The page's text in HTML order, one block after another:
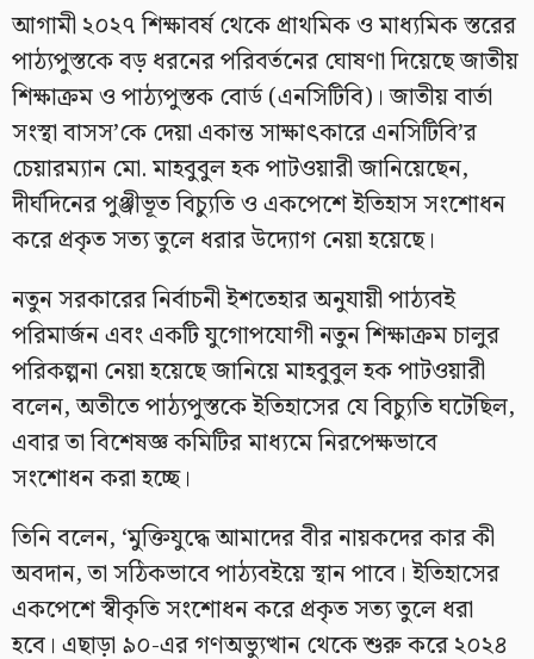
আগামী ২০২৭ শিক্ষাবর্ষ থেকে প্রাথমিক ও মাধ্যমিক স্তরের
পাঠ্যপুস্তকে বড় ধরনের পরিবর্তনের ঘোষণা দিয়েছে জাতীয়
শিক্ষাক্রম ও পাঠ্যপুস্তক বোর্ড (এনসিটিবি)। জাতীয় বার্তা
সংস্থা বাসস’কে দেয়া একান্ত সাক্ষাৎকারে এনসিটিবি’র
চেয়ারম্যান মো. মাহবুবুল হক পাটওয়ারী জানিয়েছেন,
দীর্ঘদিনের পুঞ্জীভূত বিচ্যুতি ও একপেশে ইতিহাস সংশোধন
করে প্রকৃত সত্য তুলে ধরার উদ্যোগ নেয়া হয়েছে।
নতুন সরকারের নির্বাচনী ইশতেহার অনুযায়ী পাঠ্যবই
পরিমার্জন এবং একটি যুগোপযোগী নতুন শিক্ষাক্রম চালুর
পরিকল্পনা নেয়া হয়েছে জানিয়ে মাহবুবুল হক পাটওয়ারী
বলেন, অতীতে পাঠ্যপুস্তকে ইতিহাসের যে বিচ্যুতি ঘটেছিল,
এবার তা বিশেষজ্ঞ কমিটির মাধ্যমে নিরপেক্ষভাবে
সংশোধন করা হচ্ছে।
তিনি বলেন, ‘মুক্তিযুদ্ধে আমাদের বীর নায়কদের কার কী
অবদান, তা সঠিকভাবে পাঠ্যবইয়ে স্থান পাবে। ইতিহাসের
একপেশে স্বীকৃতি সংশোধন করে প্রকৃত সত্য তুলে ধরা
হবে। এছাড়া ৯০-এর গণঅভ্যুত্থান থেকে শুরু করে ২০২৪